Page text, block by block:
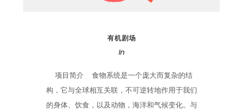
有机剧场
In
项目简介 食物系统是一个庞大而复杂的结
构，它与全球相互关联，不可逆转地作用于我们
的身体、饮食，以及动物，海洋和气候变化。与